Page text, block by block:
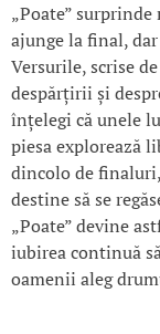
„Poate”
ajunge la final,
Versurile, scrise
despărțirii și
înțelegi că unele
piesa explorează
dincolo de
destine să se
„Poate” devine
iubirea continuă
oamenii aleg